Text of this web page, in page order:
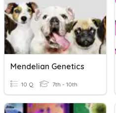
Mendelian Genetics
10 Q 7th - 10th